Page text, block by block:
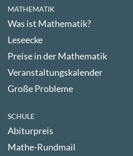
MATHEMATIK
Was ist Mathematik?
Leseecke
Preise in der Mathematik
Veranstaltungskalender
Große Probleme
SCHULE
Abiturpreis
Mathe-Rundmail